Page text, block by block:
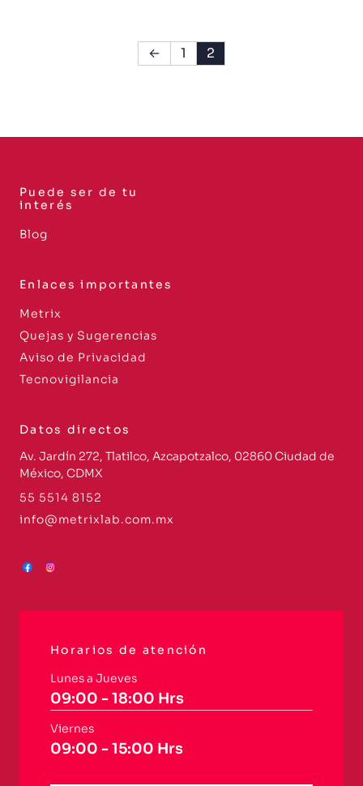
← 1 2
Puede ser de tu
interés
Blog
Enlaces importantes
Metrix
Quejas y Sugerencias
Aviso de Privacidad
Tecnovigilancia
Datos directos
Av. Jardín 272, Tlatilco, Azcapotzalco, 02860 Ciudad de
México, CDMX
55 5514 8152
info@metrixlab.com.mx
Horarios de atención
Lunes a Jueves
09:00 - 18:00 Hrs
Viernes
09:00 - 15:00 Hrs